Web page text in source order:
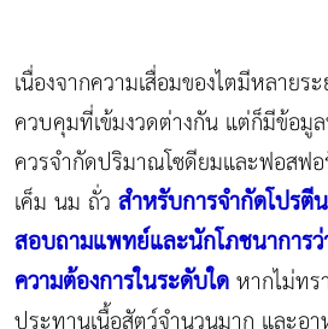
เนื่องจากความเสื่อมของไตมีหลาย
ควบคุมที่เข้มงวดต่างกัน แต่ก็มีข้อ
ควรจำกัดปริมาณโซดียมและฟอสฟ
เค็ม นม ถั่ว สำหรับการจำกัดโปรตี
สอบถามแพทย์และนักโภชนาการ
ความต้องการในระดับใดหากไม่ทร